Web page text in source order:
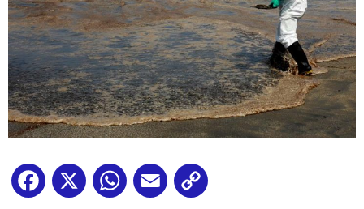
Facebook
X WhatsApp
Email